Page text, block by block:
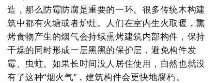
造，那么防霉防腐是重要的一环。很多传统木构建
筑中都有火塘或者炉灶。人们在室内生火取暖，熏
烤食物产生的烟气会持续熏烤建筑内部构件，保持
干燥的同时形成一层黑黑的保护层，避免构件发
霉、虫蛀。 如果长时间没人居住使用，自然也就没
有了这种“烟火气”，建筑构件会更快地腐朽。